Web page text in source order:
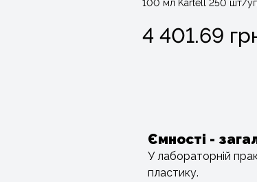
100 мл Kartell 250 шт/уп
4 401.69
Ємності -
У лабораторній
пластику.